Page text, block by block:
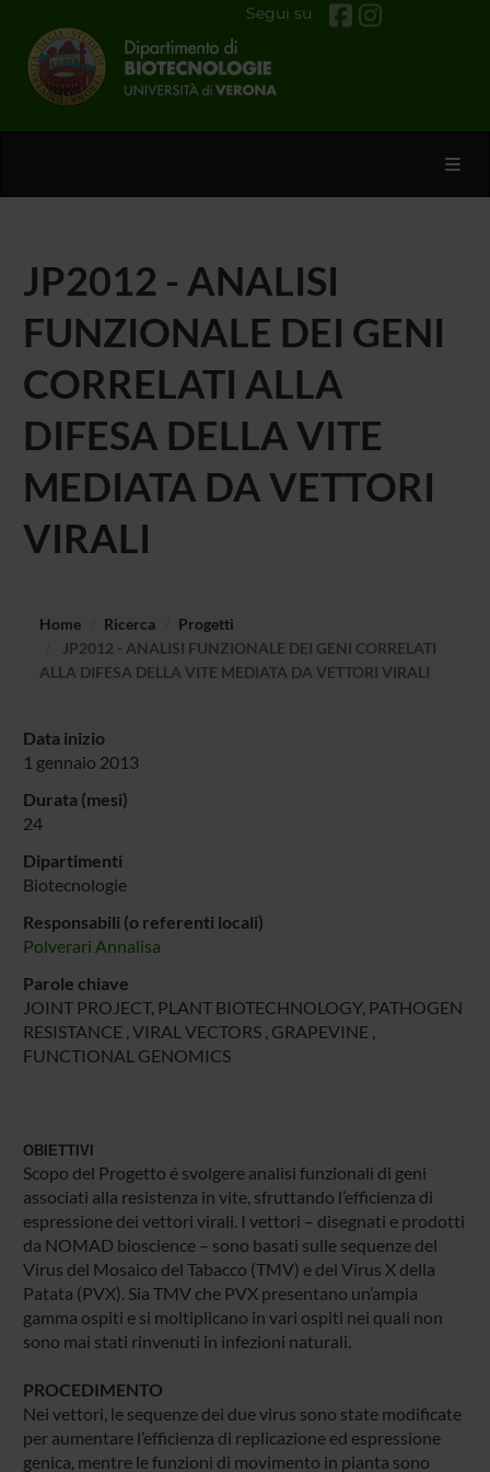
Segui su
JP2012 - ANALISI
FUNZIONALE DEI GENI
CORRELATI ALLA
DIFESA DELLA VITE
MEDIATA DA VETTORI
VIRALI
Home Ricerca
Progetti
JP2012 - ANALISI FUNZIONALE DEI GENI CORRELATI
ALLA DIFESA DELLA VITE MEDIATA DA VETTORI VIRALI
Data inizio
1 gennaio 2013
Durata (mesi)
24
Dipartimenti
Biotecnologie
Responsabili (o referenti locali)
Polverari Annalisa
Parole chiave
JOINT PROJECT, PLANT BIOTECHNOLOGY, PATHOGEN
RESISTANCE , VIRAL VECTORS , GRAPEVINE ,
FUNCTIONAL GENOMICS
OBIETTIVI
Scopo del Progetto é svolgere analisi funzionali di geni
associati alla resistenza in vite, sfruttando l’efficienza di
espressione dei vettori virali. I vettori – disegnati e prodotti
da NOMAD bioscience – sono basati sulle sequenze del
Virus del Mosaico del Tabacco (TMV) e del Virus X della
Patata (PVX). Sia TMV che PVX presentano un’ampia
gamma ospiti e si moltiplicano in vari ospiti nei quali non
sono mai stati rinvenuti in infezioni naturali.
PROCEDIMENTO
Nei vettori, le sequenze dei due virus sono state modificate
per aumentare l’efficienza di replicazione ed espressione
genica, mentre le funzioni di movimento in pianta sono